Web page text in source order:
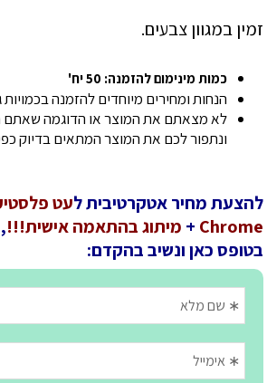
זמין במגוון צבעים.
כמות מינימום להזמנה: 50 יח'
הנחות ומחירים מיוחדים להזמנה בכמויות
לא מצאתם את המוצר או הדוגמה שאתם
ונתפור לכם את המוצר המתאים בדיוק
להצעת מחיר אטקרטיבית ל
Chrome
+ מיתוג בהתאמה אישית!!!
בטופס כאן ונשיב בהקדם: